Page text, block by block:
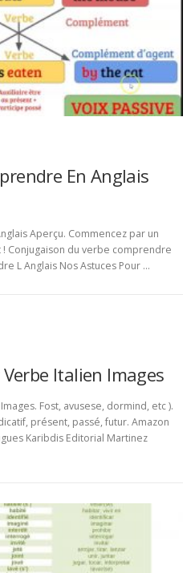
En Anglais
Aperçu. Commencez par un
Conjugaison du verbe comprendre
L Anglais Nos Astuces Pour …
Italien Images
Fost, avusese, dormind, etc ).
présent, passé, futur. Amazon
Karibdis Editorial Martinez